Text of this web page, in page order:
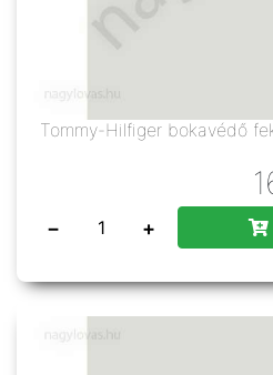
Tommy-Hilfiger bokavédő
− +